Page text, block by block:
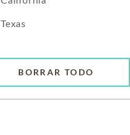
Texas
BORRAR TODO